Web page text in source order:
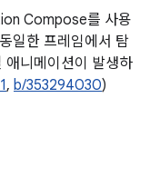
Compose를 사용
일한 프레임에서 탐
애니메이션이 발생하
, b/353294030)